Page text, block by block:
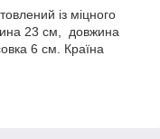
із міцного
23 см, довжина
6 см. Країна